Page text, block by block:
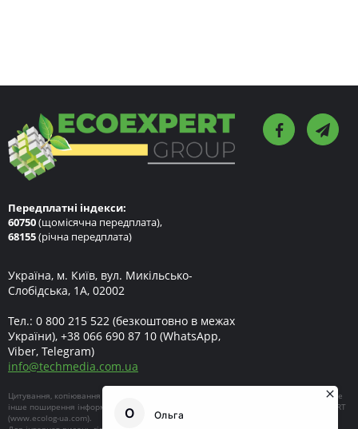
Передплатні індекси:
60750(щомісячна передплата),
68155(річна передплата)
Україна, м. Київ, вул. Микільсько-
Слобідська, 1А, 02002
Тел.: 0 800 215 522 (безкоштовно в межах
України), +38 066 690 87 10 (WhatsApp,
Viber, Telegram)
info@techmedia.com.ua
Цитування, копіювання окремих частин текстів чи зображень, передрук чи будь-яке
інше поширення інформації ECOEXPERT можливе за умови посилання на ECOEXPERT
(www.ecolog-ua.com).